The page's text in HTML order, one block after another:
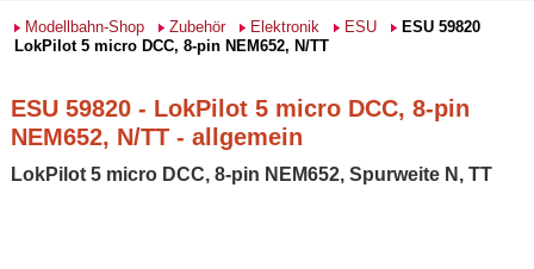
Modellbahn-Shop Zubehör Elektronik ESU
ESU 59820
LokPilot 5 micro DCC, 8-pin NEM652, N/TT
ESU 59820 - LokPilot 5 micro DCC, 8-pin
NEM652, N/TT - allgemein
LokPilot 5 micro DCC, 8-pin NEM652, Spurweite N, TT